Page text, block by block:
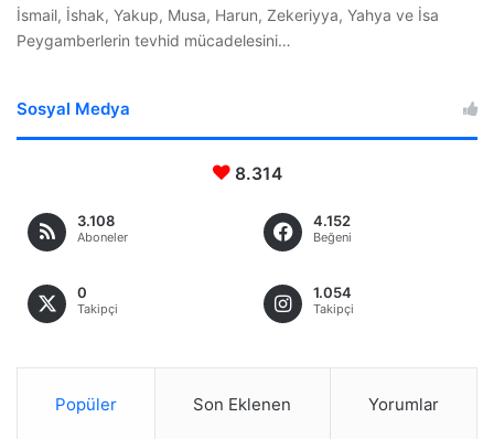
İsmail, İshak, Yakup, Musa, Harun, Zekeriyya, Yahya ve İsa
Peygamberlerin tevhid mücadelesini…
Sosyal Medya
8.314
3.108
Aboneler
4.152
Beğeni
0
Takipçi
1.054
Takipçi
Popüler Son Eklenen Yorumlar